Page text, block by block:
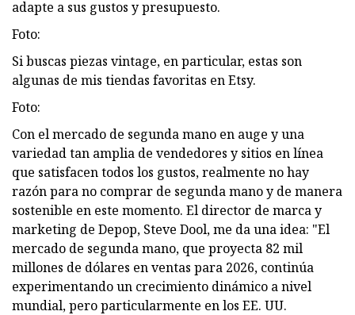
adapte a sus gustos y presupuesto.
Foto:
Si buscas piezas vintage, en particular, estas son
algunas de mis tiendas favoritas en Etsy.
Foto:
Con el mercado de segunda mano en auge y una
variedad tan amplia de vendedores y sitios en línea
que satisfacen todos los gustos, realmente no hay
razón para no comprar de segunda mano y de manera
sostenible en este momento. El director de marca y
marketing de Depop, Steve Dool, me da una idea: "El
mercado de segunda mano, que proyecta 82 mil
millones de dólares en ventas para 2026, continúa
experimentando un crecimiento dinámico a nivel
mundial, pero particularmente en los EE. UU.